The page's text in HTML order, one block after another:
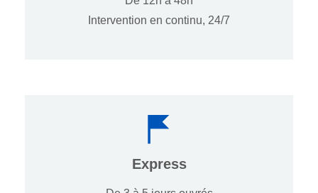
Intervention en continu, 24/7
Express